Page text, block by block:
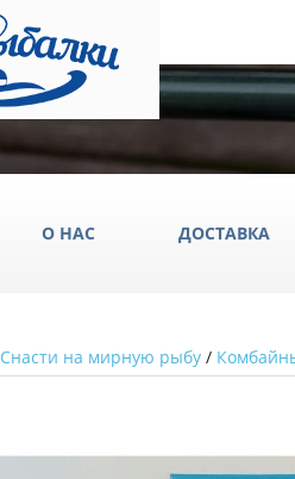
Грузила
Одежда
О НАС ДОСТАВКА
Снасти на мирную рыбу /